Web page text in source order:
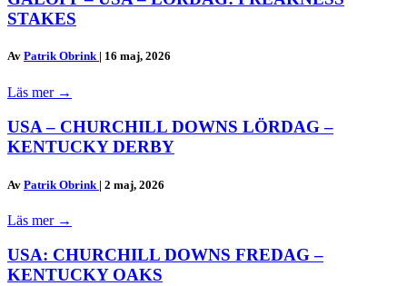
STAKES
Av Patrik Obrink | 16 maj, 2026
Läs mer →
USA – CHURCHILL DOWNS LÖRDAG –
KENTUCKY DERBY
Av Patrik Obrink | 2 maj, 2026
Läs mer →
USA: CHURCHILL DOWNS FREDAG –
KENTUCKY OAKS